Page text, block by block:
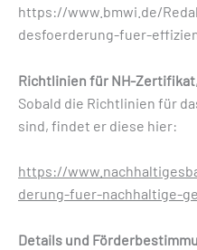
https://www.bmwi.de/
desfoerderung-fuer-
Richtlinien für NH-Zertifikat,
Sobald die Richtlinien für
sind, findet er diese hier:
https://
derung-fuer-nachhaltige-
Details und